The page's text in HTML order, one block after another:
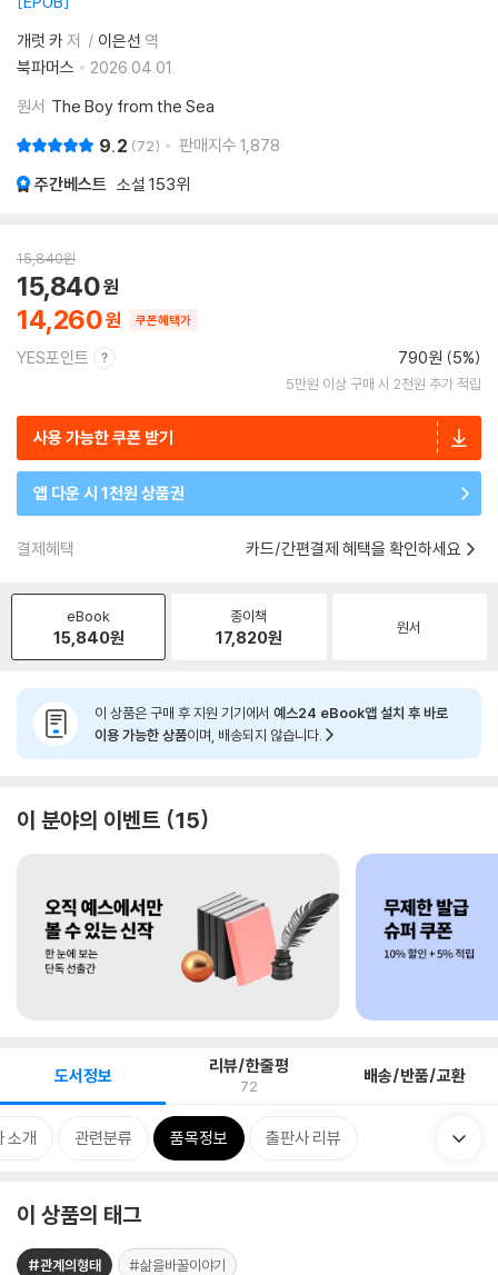
개럿 카저 이은선 역
북파머스
2026.04.01.
원서 The Boy from the Sea
9.2 72 판매지수 1,878
주간베스트 소설 153위
15,840원
14,260
15,840
쿠폰혜택가
YES포인트 790원 (5%)
5만원 이상 구매 시 2천원 추가 적립
사용 가능한 쿠폰 받기
앱 다운 시 1천원 상품권
결제혜택 카드/간편결제 혜택을 확인하세요
eBook
15,840원
종이책
17,820원 원서
이 상품은 구매 후 지원 기기에서 예스24 eBook앱 설치 후 바로
이용 가능한 상품이며, 배송되지 않습니다.
이 분야의 이벤트 15
도서정보 리뷰/한줄평
72 배송/반품/교환
소개 관련분류 품목정보 출판사 리뷰
이 상품의 태그
#관계의형태 #삶을바꿀이야기